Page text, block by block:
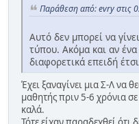
Παράθεση από: evry στις
Αυτό δεν μπορεί να
τύπου. Ακόμα και αν
διαφορετικά επειδή
Έχει ξαναγίνει μια Σ-Λ να
μαθητής πριν 5-6 χρόνια
καλά.